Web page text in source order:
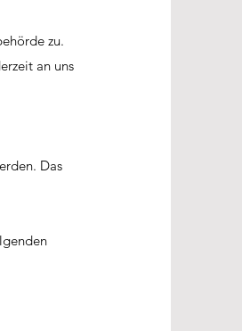
zu.
an uns
Das